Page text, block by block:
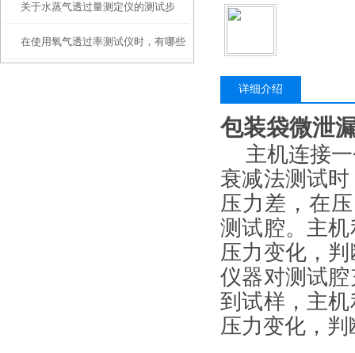
事项
关于水蒸气透过量测定仪的测试步
骤，都在这里了！
在使用氧气透过率测试仪时，有哪些
详细介绍
包装袋微泄
主机连接
衰减法测试
压力差，在
测试腔。主
压力变化，
仪器对测试
到试样，主
压力变化，